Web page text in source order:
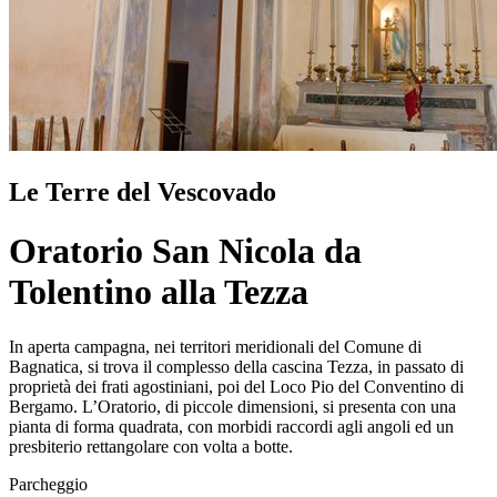
Le Terre del Vescovado
Oratorio San Nicola da
Tolentino alla Tezza
In aperta campagna, nei territori meridionali del Comune di
Bagnatica, si trova il complesso della cascina Tezza, in passato di
proprietà dei frati agostiniani, poi del Loco Pio del Conventino di
Bergamo. L’Oratorio, di piccole dimensioni, si presenta con una
pianta di forma quadrata, con morbidi raccordi agli angoli ed un
presbiterio rettangolare con volta a botte.
Parcheggio